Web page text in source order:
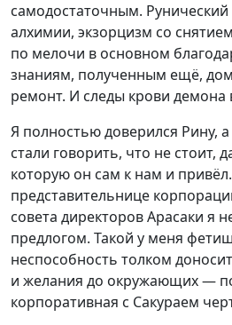
самодостаточным.
алхимии, экзорцизм со
по мелочи в основном
знаниям, полученным ещё,
ремонт. И следы крови демона
Я полностью доверился Рину,
стали говорить, что не стоит,
которую он сам к нам и
представительнице
совета директоров Арасаки я
предлогом. Такой у меня
неспособность толком
и желания до окружающих —
корпоративная с Сакураем